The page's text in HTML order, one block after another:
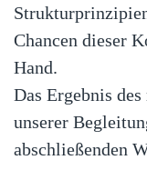
Chancen dieser
Hand.
Das Ergebnis
unserer
abschließenden